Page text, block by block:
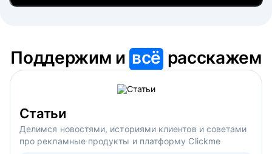
Поддержим ивсё расскажем
Статьи
Делимся новостями, историями клиентов и советами
про рекламные продукты и платформу Clickme